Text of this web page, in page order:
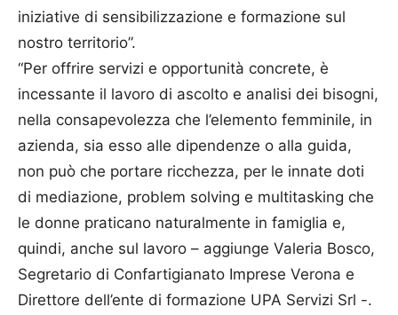
iniziative di sensibilizzazione e formazione sul
nostro territorio”.
“Per offrire servizi e opportunità concrete, è
incessante il lavoro di ascolto e analisi dei bisogni,
nella consapevolezza che l’elemento femminile, in
azienda, sia esso alle dipendenze o alla guida,
non può che portare ricchezza, per le innate doti
di mediazione, problem solving e multitasking che
le donne praticano naturalmente in famiglia e,
quindi, anche sul lavoro – aggiunge Valeria Bosco,
Segretario di Confartigianato Imprese Verona e
Direttore dell’ente di formazione UPA Servizi Srl -.